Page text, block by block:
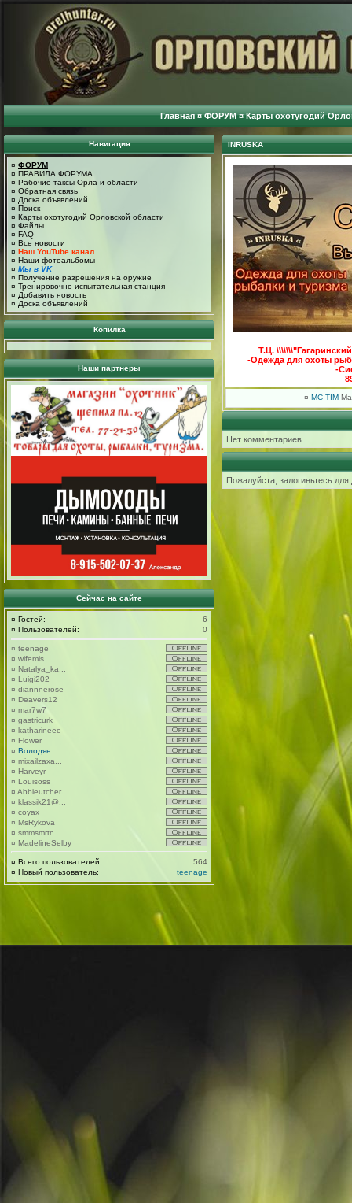
Главная ¤ ФОРУМ ¤ Карты охотугодий
Навигация
¤ ФОРУМ
¤ ПРАВИЛА ФОРУМА
¤ Рабочие таксы Орла и области
¤ Обратная связь
¤ Доска объявлений
¤ Поиск
¤ Карты охотугодий Орловской области
¤ Файлы
¤ FAQ
¤ Все новости
¤ Наш YouTube канал
¤ Наши фотоальбомы
¤ Мы в VK
¤ Получение разрешения на оружие
¤ Тренировочно-испытательная станция
¤ Добавить новость
¤ Доска объявлений
Копилка
Наши партнеры
Сейчас на сайте
¤ Гостей:
6
¤ Пользователей: 0
¤ teenage
¤ wifemis
¤ Natalya_ka...
¤ Luigi202
¤ diannnerose
¤ Deavers12
¤ mar7w7
¤ gastricurk
¤ katharineee
¤ Flower
¤ Володян
¤ mixailzaxa...
¤ Harveyr
¤ Louisoss
¤ Abbieutcher
¤ klassik21@...
¤ coyax
¤ MsRykova
¤ smmsmrtn
¤ MadelineSelby
¤ Всего пользователей:
564
¤ Новый пользователь: teenage
INRUSKA
Т.Ц.
-Одежда для охоты
-
¤ MC-TIM
Нет комментариев.
Пожалуйста, залогиньтесь